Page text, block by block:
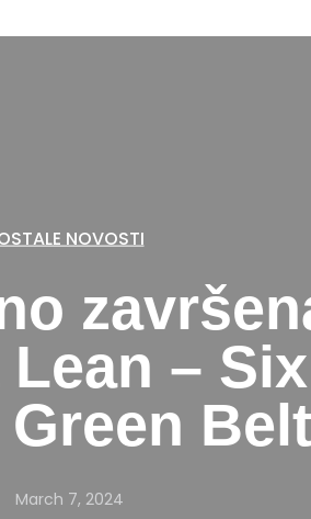
NOVOSTI
– Six
Belt
March 7, 2024